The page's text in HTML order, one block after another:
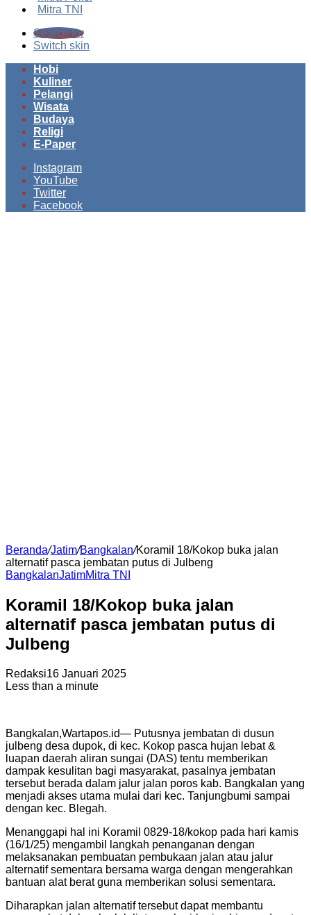
Mitra TNI
Search for
Switch skin
Hobi
Kuliner
Pelangi
Wisata
Budaya
Religi
E-Paper
Instagram
YouTube
Twitter
Facebook
Beranda/Jatim/Bangkalan/Koramil 18/Kokop buka jalan
alternatif pasca jembatan putus di Julbeng
BangkalanJatimMitra TNI
Koramil 18/Kokop buka jalan
alternatif pasca jembatan putus di
Julbeng
Redaksi16 Januari 2025
Less than a minute
Bangkalan,Wartapos.id— Putusnya jembatan di dusun
julbeng desa dupok, di kec. Kokop pasca hujan lebat &
luapan daerah aliran sungai (DAS) tentu memberikan
dampak kesulitan bagi masyarakat, pasalnya jembatan
tersebut berada dalam jalur jalan poros kab. Bangkalan yang
menjadi akses utama mulai dari kec. Tanjungbumi sampai
dengan kec. Blegah.
Menanggapi hal ini Koramil 0829-18/kokop pada hari kamis
(16/1/25) mengambil langkah penanganan dengan
melaksanakan pembuatan pembukaan jalan atau jalur
alternatif sementara bersama warga dengan mengerahkan
bantuan alat berat guna memberikan solusi sementara.
Diharapkan jalan alternatif tersebut dapat membantu